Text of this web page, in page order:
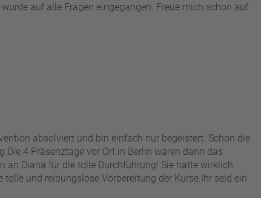
auf alle Fragen eingegangen. Freue mich schon auf
absolviert und bin einfach nur begeistert. Schon die
4 Präsenztage vor Ort in Berlin waren dann das
Diana für die tolle Durchführung! Sie hatte wirklich
und reibungslose Vorbereitung der Kurse. ​Ihr seid ein